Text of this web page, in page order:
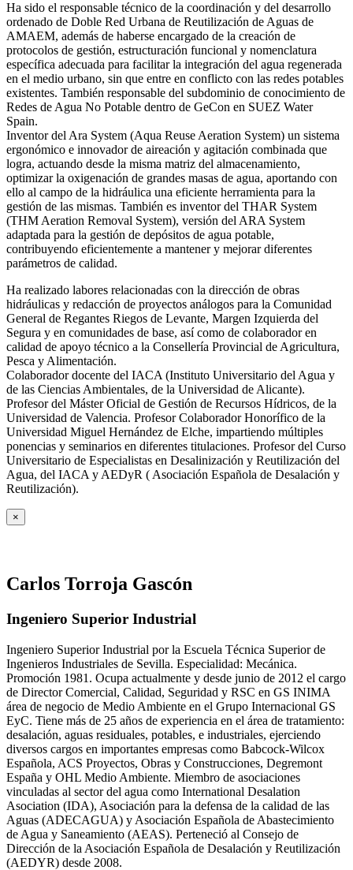
Ha sido el responsable técnico de la coordinación y del desarrollo
ordenado de Doble Red Urbana de Reutilización de Aguas de
AMAEM, además de haberse encargado de la creación de
protocolos de gestión, estructuración funcional y nomenclatura
específica adecuada para facilitar la integración del agua regenerada
en el medio urbano, sin que entre en conflicto con las redes potables
existentes. También responsable del subdominio de conocimiento de
Redes de Agua No Potable dentro de GeCon en SUEZ Water
Spain.
Inventor del Ara System (Aqua Reuse Aeration System) un sistema
ergonómico e innovador de aireación y agitación combinada que
logra, actuando desde la misma matriz del almacenamiento,
optimizar la oxigenación de grandes masas de agua, aportando con
ello al campo de la hidráulica una eficiente herramienta para la
gestión de las mismas. También es inventor del THAR System
(THM Aeration Removal System), versión del ARA System
adaptada para la gestión de depósitos de agua potable,
contribuyendo eficientemente a mantener y mejorar diferentes
parámetros de calidad.
Ha realizado labores relacionadas con la dirección de obras
hidráulicas y redacción de proyectos análogos para la Comunidad
General de Regantes Riegos de Levante, Margen Izquierda del
Segura y en comunidades de base, así como de colaborador en
calidad de apoyo técnico a la Consellería Provincial de Agricultura,
Pesca y Alimentación.
Colaborador docente del IACA (Instituto Universitario del Agua y
de las Ciencias Ambientales, de la Universidad de Alicante).
Profesor del Máster Oficial de Gestión de Recursos Hídricos, de la
Universidad de Valencia. Profesor Colaborador Honorífico de la
Universidad Miguel Hernández de Elche, impartiendo múltiples
ponencias y seminarios en diferentes titulaciones. Profesor del Curso
Universitario de Especialistas en Desalinización y Reutilización del
Agua, del IACA y AEDyR ( Asociación Española de Desalación y
Reutilización).
×
Carlos Torroja Gascón
Ingeniero Superior Industrial
Ingeniero Superior Industrial por la Escuela Técnica Superior de
Ingenieros Industriales de Sevilla. Especialidad: Mecánica.
Promoción 1981. Ocupa actualmente y desde junio de 2012 el cargo
de Director Comercial, Calidad, Seguridad y RSC en GS INIMA
área de negocio de Medio Ambiente en el Grupo Internacional GS
EyC. Tiene más de 25 años de experiencia en el área de tratamiento:
desalación, aguas residuales, potables, e industriales, ejerciendo
diversos cargos en importantes empresas como Babcock-Wilcox
Española, ACS Proyectos, Obras y Construcciones, Degremont
España y OHL Medio Ambiente. Miembro de asociaciones
vinculadas al sector del agua como International Desalation
Asociation (IDA), Asociación para la defensa de la calidad de las
Aguas (ADECAGUA) y Asociación Española de Abastecimiento
de Agua y Saneamiento (AEAS). Perteneció al Consejo de
Dirección de la Asociación Española de Desalación y Reutilización
(AEDYR) desde 2008.